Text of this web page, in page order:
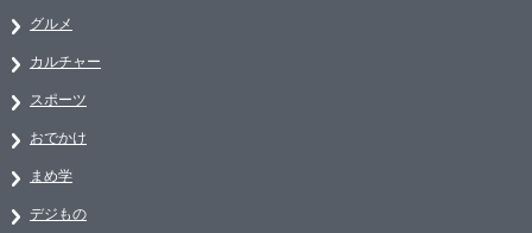
グルメ
カルチャー
スポーツ
おでかけ
まめ学
デジもの